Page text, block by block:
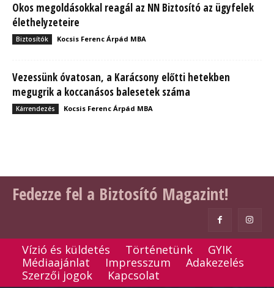
Okos megoldásokkal reagál az NN Biztosító az ügyfelek
élethelyzeteire
Biztosítók Kocsis Ferenc Árpád MBA
Vezessünk óvatosan, a Karácsony előtti hetekben
megugrik a koccanásos balesetek száma
Kárrendezés Kocsis Ferenc Árpád MBA
Fedezze fel a Biztosító Magazint!
Vízió és küldetés Történetünk
GYIK
Médiaajánlat
Impresszum
Adakezelés
Szerzői jogok
Kapcsolat